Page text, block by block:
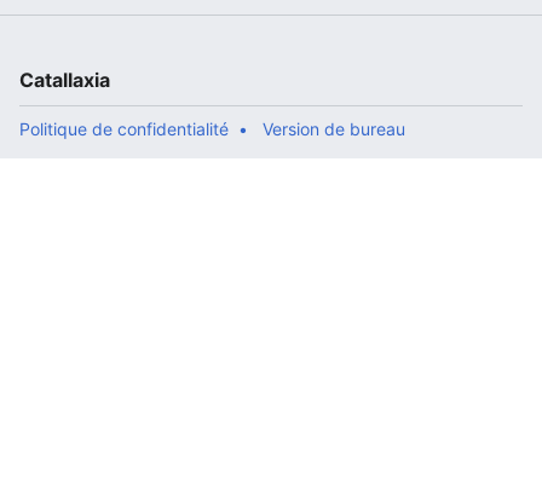
Catallaxia
Politique de confidentialité Version de bureau